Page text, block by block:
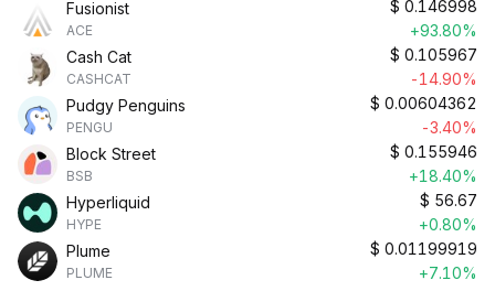
Fusionist
ACE
$ 0.146998
+93.80%
Cash Cat
CASHCAT
$ 0.105967
-14.90%
Pudgy Penguins
PENGU
$ 0.00604362
-3.40%
Block Street
BSB
$ 0.155946
+18.40%
Hyperliquid
HYPE
$ 56.67
+0.80%
Plume
PLUME
$ 0.01199919
+7.10%